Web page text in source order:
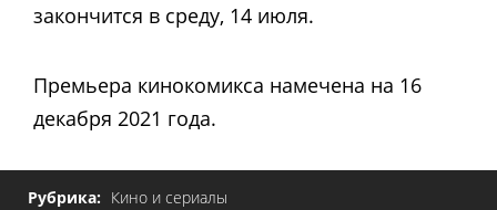
закончится в среду, 14 июля.
Премьера кинокомикса намечена на 16
декабря 2021 года.
Рубрика: Кино и сериалы